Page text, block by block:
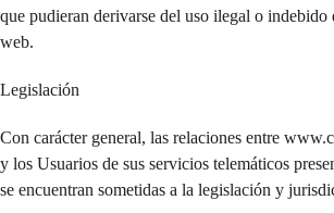
que pudieran derivarse del uso ilegal o indebido
web.
Legislación
Con carácter general, las relaciones entre
y los Usuarios de sus servicios telemáticos
se encuentran sometidas a la legislación y